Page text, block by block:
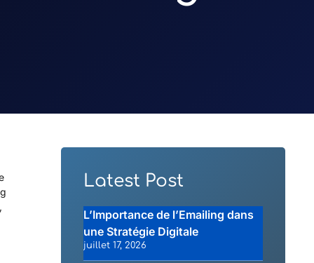
Latest Post
L’Importance de l’Emailing dans
une Stratégie Digitale
juillet 17, 2026